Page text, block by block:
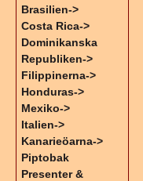
Brasilien->
Costa Rica->
Dominikanska
Republiken->
Filippinerna->
Honduras->
Mexiko->
Italien->
Kanarieöarna->
Piptobak
Presenter &